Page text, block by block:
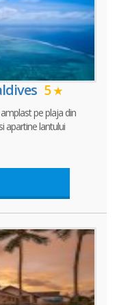
5
pe plaja din
apartine lantului